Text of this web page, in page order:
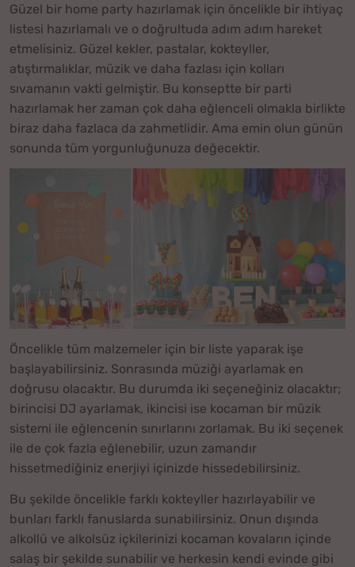
Güzel bir home party hazırlamak için öncelikle bir ihtiyaç
listesi hazırlamalı ve o doğrultuda adım adım hareket
etmelisiniz. Güzel kekler, pastalar, kokteyller,
atıştırmalıklar, müzik ve daha fazlası için kolları
sıvamanın vakti gelmiştir. Bu konseptte bir parti
hazırlamak her zaman çok daha eğlenceli olmakla birlikte
biraz daha fazlaca da zahmetlidir. Ama emin olun günün
sonunda tüm yorgunluğunuza değecektir.
Öncelikle tüm malzemeler için bir liste yaparak işe
başlayabilirsiniz. Sonrasında müziği ayarlamak en
doğrusu olacaktır. Bu durumda iki seçeneğiniz olacaktır;
birincisi DJ ayarlamak, ikincisi ise kocaman bir müzik
sistemi ile eğlencenin sınırlarını zorlamak. Bu iki seçenek
ile de çok fazla eğlenebilir, uzun zamandır
hissetmediğiniz enerjiyi içinizde hissedebilirsiniz.
Bu şekilde öncelikle farklı kokteyller hazırlayabilir ve
bunları farklı fanuslarda sunabilirsiniz. Onun dışında
alkollü ve alkolsüz içkilerinizi kocaman kovaların içinde
salaş bir şekilde sunabilir ve herkesin kendi evinde gibi